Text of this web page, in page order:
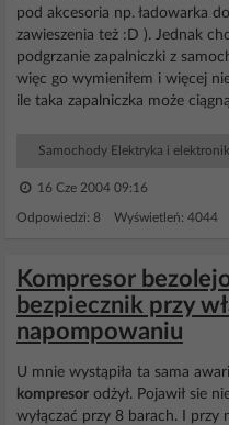
pod akcesoria np. ładowarka
zawieszenia też :D ). Jednak
podgrzanie zapalniczki z
więc go wymieniłem i więcej
ile taka zapalniczka może
Samochody Elektryka i
16 Cze 2004 09:16
Odpowiedzi: 8 Wyświetleń: 4044
Kompresor
bezpiecznik przy
napompowaniu
U mnie wystąpiła ta sama
kompresor odżył. Pojawił sie
wyłączać przy 8 barach. I